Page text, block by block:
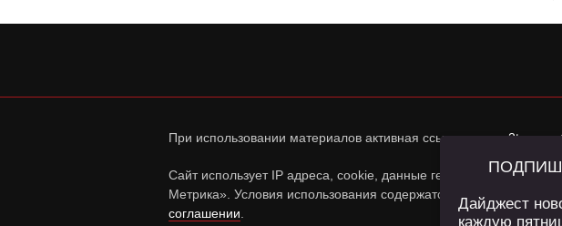
При использовании материалов активная ссылка наapp2top.ru
Сайт использует IP адреса, cookie, данные геолокации
Метрика». Условия использования содержатся в
Политике
соглашении
Дайджест
каждую